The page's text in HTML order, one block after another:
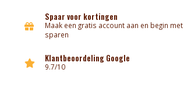
Spaar voor kortingen
Maak een gratis account aan en begin met
sparen
Klantbeoordeling Google
9.7/10